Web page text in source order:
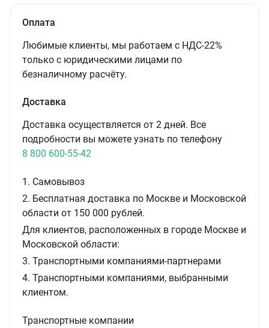
Оплата
Любимые клиенты, мы работаем с НДС-22%
только с юридическими лицами по
безналичному расчёту.
Доставка
Доставка осуществляется от 2 дней. Все
подробности вы можете узнать по телефону
8 800 600-55-42
1. Самовывоз
2. Бесплатная доставка по Москве и Московской
области от 150 000 рублей.
Для клиентов, расположенных в городе Москве и
Московской области:
3. Транспортными компаниями-партнерами
4. Транспортными компаниями, выбранными
клиентом.
Транспортные компании